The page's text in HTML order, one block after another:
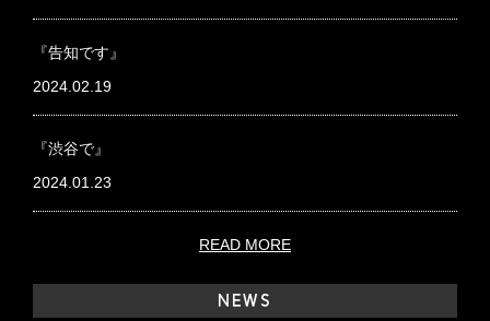
『告知です』
2024.02.19
『渋谷で』
2024.01.23
READ MORE
NEWS